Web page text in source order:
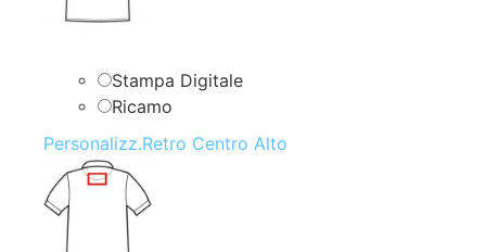
Stampa Digitale
Ricamo
Personalizz.Retro Centro Alto